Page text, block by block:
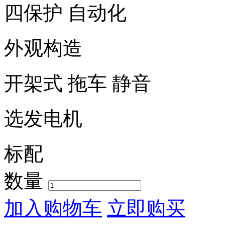
四保护 自动化
外观构造
开架式 拖车 静音
选发电机
标配
数量
加入购物车 立即购买